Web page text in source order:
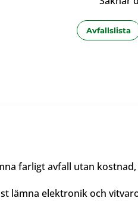
Avfallslista
farligt avfall utan
lämna elektronik och